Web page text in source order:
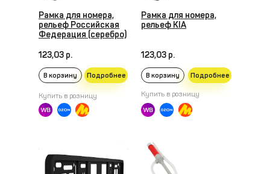
Рамка для номера,
рельеф KIA
В корзину Подробнее
Купить в розницу
Рамка для номера,
рельеф Российская
Федерация (серебро)
В корзину Подробнее
Купить в розницу
123,03 р. 123,03 р.